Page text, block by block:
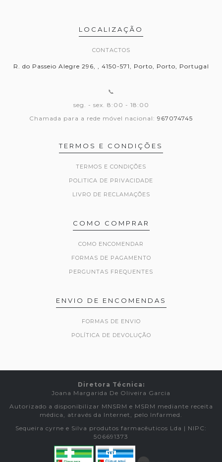
LOCALIZAÇÃO
CONTACTOS
R. do Passeio Alegre 296, , 4150-571, Porto, Porto, Portugal
📞
seg. - sex. 8:00 - 18:00
Chamada para a rede móvel nacional: 967074745
TERMOS E CONDIÇÕES
TERMOS E CONDIÇÕES
POLITICA DE PRIVACIDADE
LIVRO DE RECLAMAÇÕES
COMO COMPRAR
COMO ENCOMENDAR
FORMAS DE PAGAMENTO
PERGUNTAS FREQUENTES
ENVIO DE ENCOMENDAS
FORMAS DE ENVIO
POLÍTICA DE DEVOLUÇÃO
Diretora Técnica:
Joana Margarida De Oliveira Garcia
Autorizado a disponibilizar MNSRM e MSRM mediante receita
médica, através da Internet, pelo Infarmed.
Sequeira cyrne e Silva produtos farmacêuticos Lda | NIPC:
506691373